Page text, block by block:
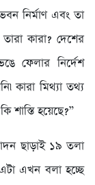
নির্মাণ এবং তা
কারা? দেশের
ফেলার নির্দেশ
কারা মিথ্যা তথ্য
শাস্তি হয়েছে?”
ছাড়াই ১৯ তলা
এখন বলা হচ্ছে